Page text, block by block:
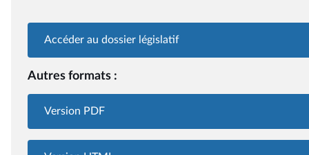
Accéder au dossier législatif
Autres formats :
Version PDF